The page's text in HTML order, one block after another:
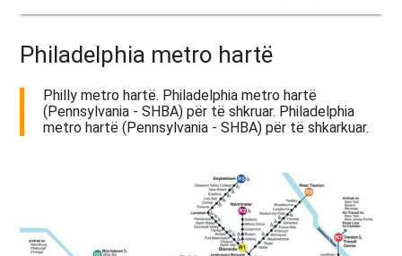
Philadelphia metro hartë
Philly metro hartë. Philadelphia metro hartë
(Pennsylvania - SHBA) për të shkruar. Philadelphia
metro hartë (Pennsylvania - SHBA) për të shkarkuar.